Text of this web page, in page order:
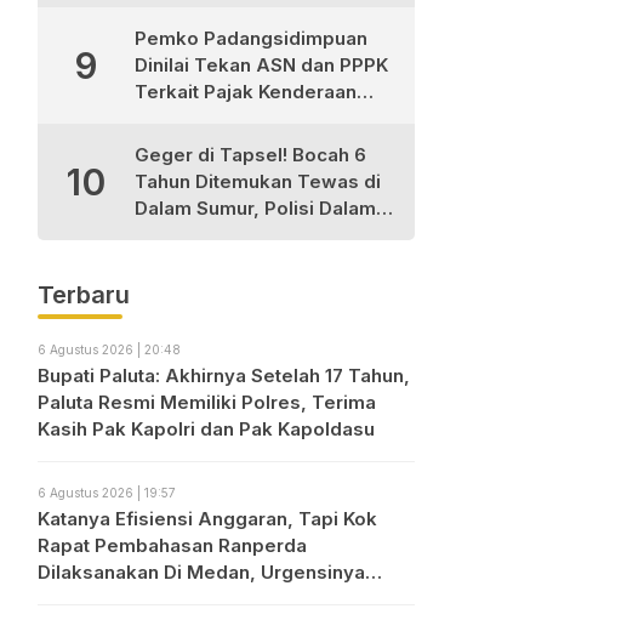
9
Pemko Padangsidimpuan
Dinilai Tekan ASN dan PPPK
Terkait Pajak Kenderaan
10
Geger di Tapsel! Bocah 6
Tahun Ditemukan Tewas di
Dalam Sumur, Polisi Dalami
Terbaru
6 Agustus 2026 | 20:48
Bupati Paluta: Akhirnya Setelah 17 Tahun,
Paluta Resmi Memiliki Polres, Terima
Kasih Pak Kapolri dan Pak Kapoldasu
6 Agustus 2026 | 19:57
Katanya Efisiensi Anggaran, Tapi Kok
Rapat Pembahasan Ranperda
Dilaksanakan Di Medan, Urgensinya